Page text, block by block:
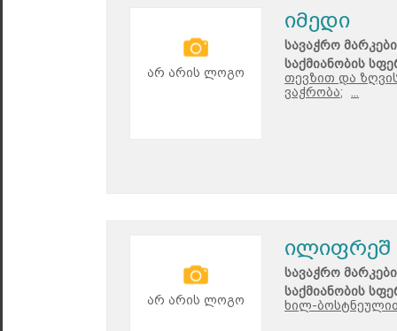
არ არის ლოგო
იმედი
სავაჭრო
საქმიანობის
თევზით და
ვაჭრობა;
არ არის ლოგო
ილიფრეშ
სავაჭრო
საქმიანობის
ხილ-